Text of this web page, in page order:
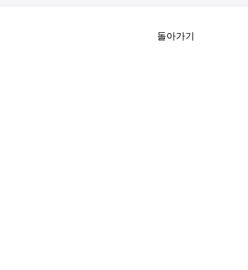
돌아가기